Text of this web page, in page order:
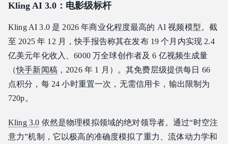
Kling AI 3.0：电影级标杆
Kling AI 3.0 是 2026 年商业化程度最高的 AI 视频模型。截
至 2025 年 12 月，快手报告称其在发布 19 个月内实现 2.4
亿美元年化收入、6000 万全球创作者及 6 亿视频生成量
（快手新闻稿，2026 年 1 月）。其免费层级提供每日 66
点积分，每 24 小时重置一次，无需信用卡，输出限制为
720p。
Kling 3.0 依然是物理模拟领域的绝对领导者。通过“时空注
意力”机制，它以极高的准确度模拟了重力、流体动力学和